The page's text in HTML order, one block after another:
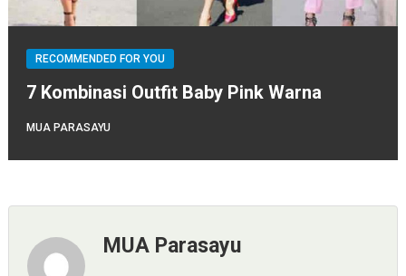
RECOMMENDED FOR YOU
7 Kombinasi Outfit Baby Pink Warna
MUA PARASAYU
MUA Parasayu